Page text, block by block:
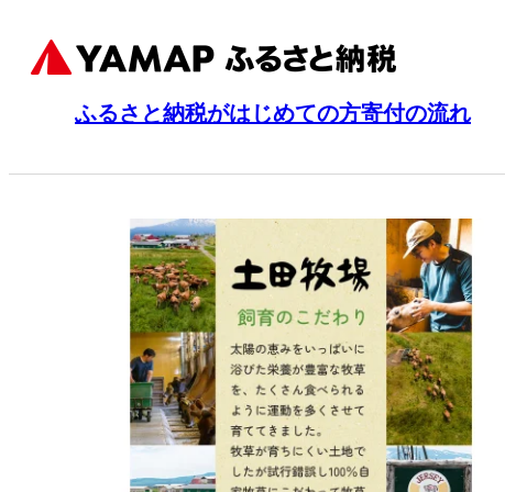
ふるさと納税がはじめての方寄付の流れ